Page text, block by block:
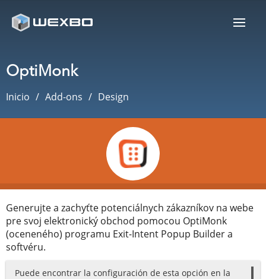
OptiMonk
Inicio Add-ons Design
Generujte a zachyťte potenciálnych zákazníkov na webe
pre svoj elektronický obchod pomocou OptiMonk
(oceneného) programu Exit-Intent Popup Builder a
softvéru.
Puede encontrar la configuración de esta opción en la